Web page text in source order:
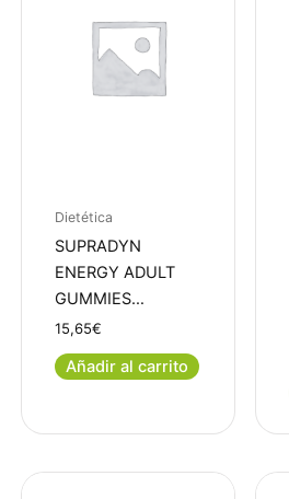
Dietética
SUPRADYN
ENERGY ADULT
GUMMIES…
15,65€
Añadir al carrito